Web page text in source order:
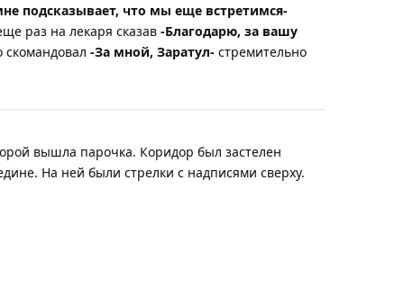
подсказывает, что мы еще встретимся-
раз на лекаря сказав -Благодарю, за вашу
скомандовал -За мной, Заратул- стремительно
вышла парочка. Коридор был застелен
На ней были стрелки с надписями сверху.